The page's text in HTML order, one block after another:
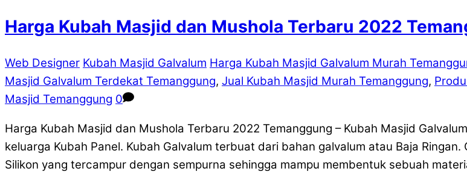
Harga Kubah Masjid dan Mushola Terbaru 2022
Web Designer Kubah Masjid Galvalum Harga Kubah Masjid Galvalum Murah
Masjid Galvalum Terdekat Temanggung, Jual Kubah Masjid Murah Temanggung,
Masjid Temanggung 0
Harga Kubah Masjid dan Mushola Terbaru 2022 Temanggung – Kubah Masjid
keluarga Kubah Panel. Kubah Galvalum terbuat dari bahan galvalum atau Baja
Silikon yang tercampur dengan sempurna sehingga mampu membentuk sebuah